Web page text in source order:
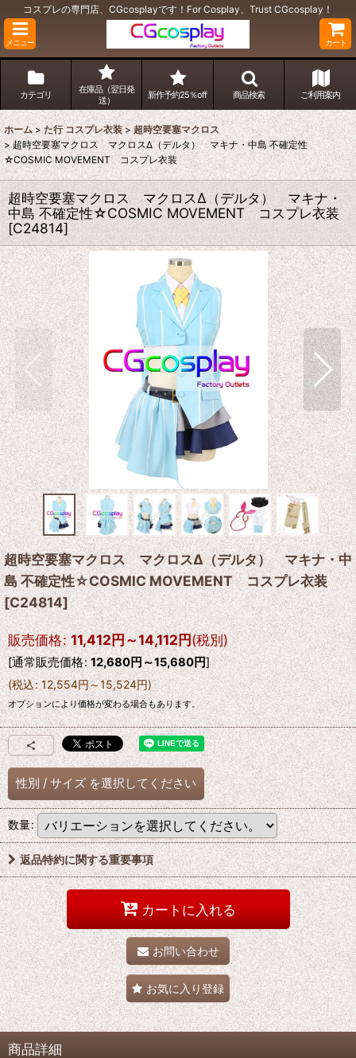
コスプレの専門店、CGcosplayです！For Cosplay、Trust CGcosplay！
メニュー カート
カテゴリ
在庫品（翌日発
送）
新作予約25％off 商品検索 ご利用案内
ホーム > た行 コスプレ衣装 > 超時空要塞マクロス
> 超時空要塞マクロス マクロスΔ（デルタ） マキナ・中島 不確定性
☆COSMIC MOVEMENT コスプレ衣装
超時空要塞マクロス マクロスΔ（デルタ） マキナ・
中島 不確定性☆COSMIC MOVEMENT コスプレ衣装
[C24814]
超時空要塞マクロス マクロスΔ（デルタ） マキナ・中
島 不確定性☆COSMIC MOVEMENT コスプレ衣装
[C24814]
販売価格: 11,412円～14,112円(税別)
[通常販売価格: 12,680円～15,680円]
(税込: 12,554円～15,524円)
オプションにより価格が変わる場合もあります。
性別 / サイズ を選択してください
数量:
返品特約に関する重要事項
カートに入れる
お問い合わせ
お気に入り登録
商品詳細